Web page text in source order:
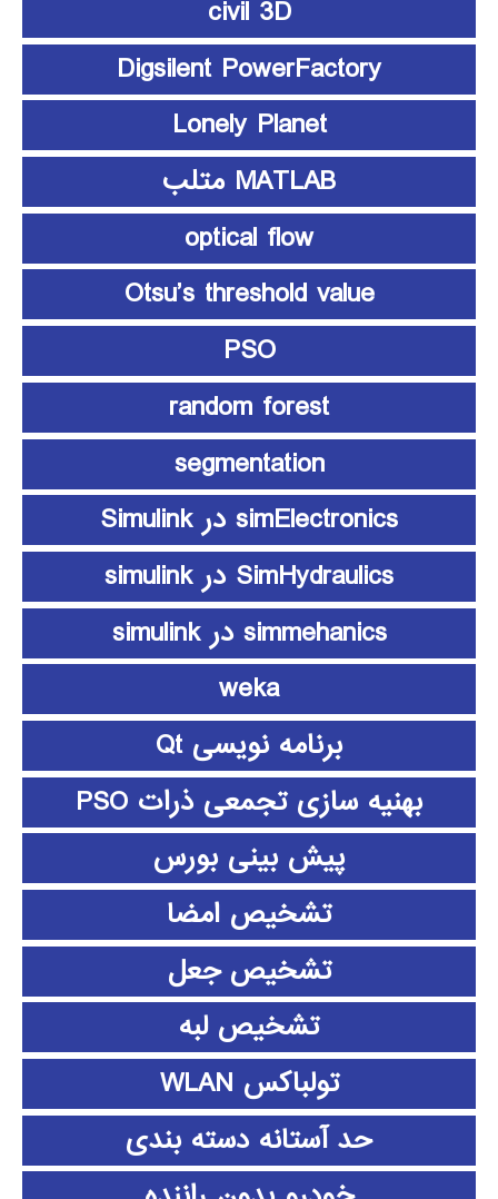
civil 3D
Digsilent PowerFactory
Lonely Planet
MATLAB متلب
optical flow
Otsu’s threshold value
PSO
random forest
segmentation
simElectronics در Simulink
SimHydraulics در simulink
simmehanics در simulink
weka
برنامه نویسی Qt
بهنیه سازی تجمعی ذرات PSO
پیش بینی بورس
تشخیص امضا
تشخیص جعل
تشخیص لبه
تولباکس WLAN
حد آستانه دسته بندی